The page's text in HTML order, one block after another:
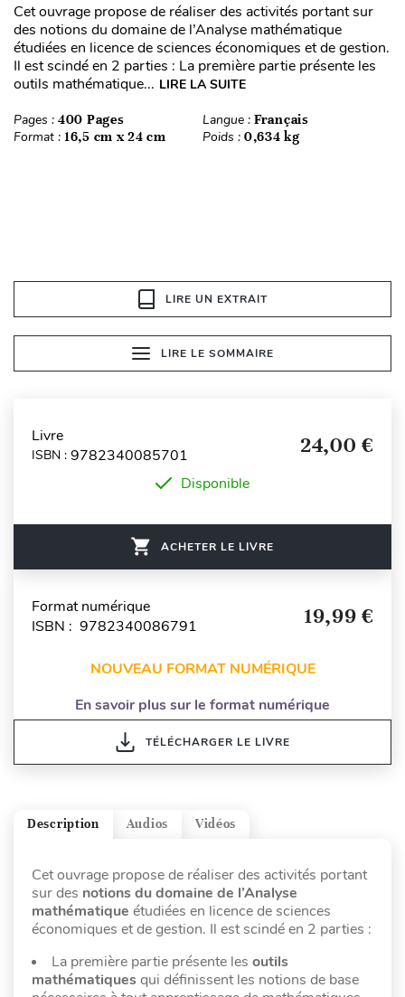
Cet ouvrage propose de réaliser des activités portant sur
des notions du domaine de l’Analyse mathématique
étudiées en licence de sciences économiques et de gestion.
Il est scindé en 2 parties : La première partie présente les
outils mathématique... LIRE LA SUITE
Pages : 400 Pages Langue : Français
Format : 16,5 cm x 24 cm Poids : 0,634 kg
LIRE UN EXTRAIT
LIRE LE SOMMAIRE
Livre
ISBN : 9782340085701 24,00 €
Disponible
ACHETER LE LIVRE
Format numérique
ISBN : 9782340086791
19,99 €
NOUVEAU FORMAT NUMÉRIQUE
En savoir plus sur le format numérique
TÉLÉCHARGER LE LIVRE
Vidéos
Audios
Description
Cet ouvrage propose de réaliser des activités portant
sur des notions du domaine de l’Analyse
mathématique étudiées en licence de sciences
économiques et de gestion. Il est scindé en 2 parties :
La première partie présente les outils
mathématiques qui définissent les notions de base